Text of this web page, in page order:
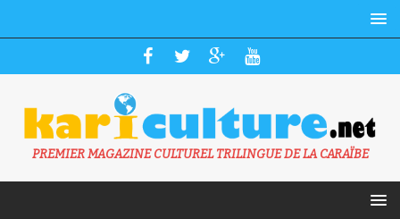
PREMIER MAGAZINE CULTUREL TRILINGUE DE LA CARAÏBE